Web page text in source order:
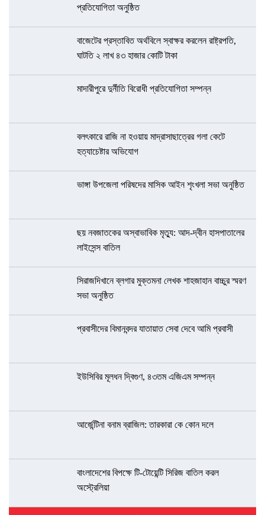
প্রতিযোগিতা অনুষ্ঠিত
বাজেটের প্রস্তাবিত অর্থবিলে স্বাক্ষর করলেন রাষ্ট্রপতি,
ঘাটতি ২ লাখ ৪৩ হাজার কোটি টাকা
মাদারীপুরে দুর্নীতি বিরোধী প্রতিযোগিতা সম্পন্ন
বলৎকারে রাজি না হওয়ায় মাদ্রাসাছাত্রের গলা কেটে
হত্যাচেষ্টার অভিযোগ
ভাঙ্গা উপজেলা পরিষদের মাসিক আইন শৃংখলা সভা অনুষ্ঠিত
ছয় নবজাতকের অস্বাভাবিক মৃত্যু: আদ-দ্বীন হাসপাতালের
লাইসেন্স বাতিল
সিরাজদিখানে ব্লগার মুক্তমনা লেখক শাহজাহান বাচ্চুর স্মরণ
সভা অনুষ্ঠিত
প্রবাসীদের বিমানবন্দর যাতায়াত সেবা দেবে আমি প্রবাসী
ইউসিবির মূলধন দ্বিগুণ, ৪৩তম এজিএম সম্পন্ন
আর্জেন্টিনা বনাম ব্রাজিল: তারকারা কে কোন দলে
বাংলাদেশের বিপক্ষে টি-টোয়েন্টি সিরিজ বাতিল করল
অস্ট্রেলিয়া